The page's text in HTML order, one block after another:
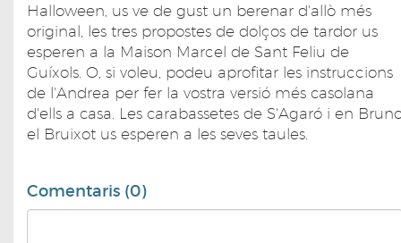
Halloween, us ve de gust un berenar d'allò més
original, les tres propostes de dolços de tardor us
esperen a la Maison Marcel de Sant Feliu de
Guíxols. O, si voleu, podeu aprofitar les instruccions
de l'Andrea per fer la vostra versió més casolana
d'ells a casa. Les carabassetes de S'Agaró i en
el Bruixot us esperen a les seves taules.
Comentaris (0)